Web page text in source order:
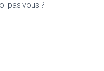
pas vous ?